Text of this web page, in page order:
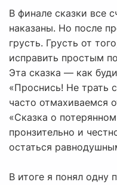
В финале сказки все
наказаны. Но после
грусть. Грусть от
исправить простым
Эта сказка — как
«Проснись! Не трать
часто отмахиваемся
«Сказка о
пронзительно и
остаться
В итоге я понял